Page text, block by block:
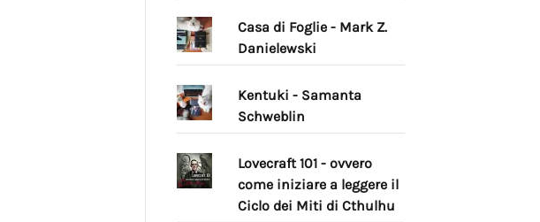
Casa di Foglie - Mark Z.
Danielewski
Kentuki - Samanta
Schweblin
Lovecraft 101 - ovvero
come iniziare a leggere il
Ciclo dei Miti di Cthulhu